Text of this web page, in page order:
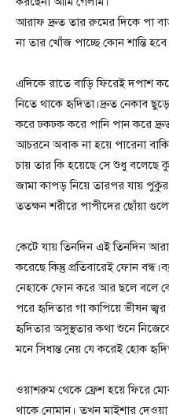
আরাফ দ্রুত তার রুমের দিকে পা
না তার খোঁজ পাচ্ছে কোন শান্তি হবে
এদিকে রাতে বাড়ি ফিরেই দপাশ
নিতে থাকে হৃদিতা।দ্রুত নেকাব
করে ঢকঢক করে পানি পান করে
আচরনে অবাক না হয়ে পারেনা
চায় তার কি হয়েছে সে শুধু বলেছে
জামা কাপড় নিয়ে তারপর যায়
ততক্ষন শরীরে পাপীদের ছোঁয়া
কেটে যায় তিনদিন এই তিনদিন
করেছে কিন্তু প্রতিবারেই ফোন
নেহাকে ফোন করে আর ছলে বলে
পরে হৃদিতার গা কাপিয়ে ভীষন জ্বর
হৃদিতার অসুস্থতার কথা শুনে
মনে সিধান্ত নেয় যে করেই হোক
ওয়াশরুম থেকে ফ্রেশ হয়ে ফিরে
থাকে নোমান। তখন মাইশার